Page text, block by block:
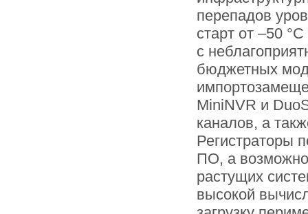
перепадов
старт от –50
с
бюджетных
MiniNVR и
каналов, а
Регистраторы
ПО, а
растущих
высокой